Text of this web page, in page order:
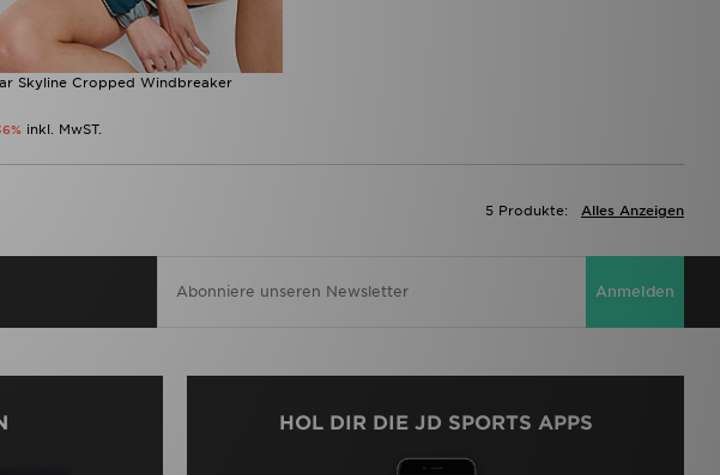
Skyline Cropped Windbreaker
inkl. MwST.
Alles Anzeigen
5 Produkte:
Anmelden
HOL DIR DIE JD SPORTS APPS